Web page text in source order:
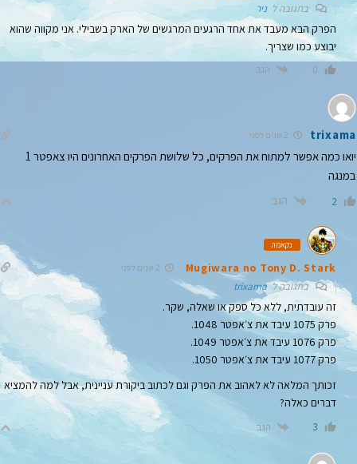
בתגובה לניר
הפרק הבא מעבד את אחד הרגעים המרגשים של הארק בשבילי. אני מקווה שהוא
יבוצע כמו שצריך.
0 הגב
trixama
יואו כמה אפשר למתוח את הפרקים, כל שלושת הפרקים האחרונים היו צאפטר 1
במנגה
2 הגב
נקאמה
Mugiwara no Tony D. Stark
בתגובה לtrixama
זה עובדתית, ללא כל ספק או שאלה, שקר.
פרק 1075 עיבד את צ׳אפטר 1048.
פרק 1076 עיבד את צ׳אפטר 1049.
פרק 1077 עיבד את צ׳אפטר 1050.
זכותך המלאה לא לאהוב את הפרק וגם לכתוב ביקורת עניינית, אבל למה להמציא
דברים כאלה?
3 הגב